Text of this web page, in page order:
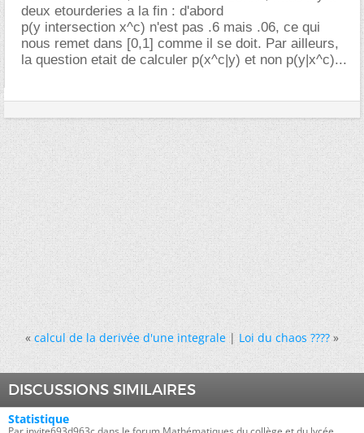
deux etourderies a la fin : d'abord
p(y intersection x^c) n'est pas .6 mais .06, ce qui
nous remet dans [0,1] comme il se doit. Par ailleurs,
la question etait de calculer p(x^c|y) et non p(y|x^c)...
« calcul de la derivée d'une integrale|Loi du chaos ???? »
DISCUSSIONS SIMILAIRES
Statistique